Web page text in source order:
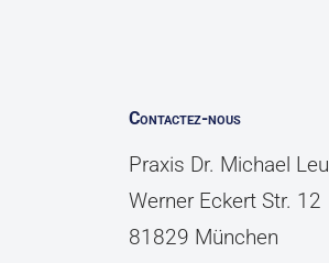
Contactez-nous
Praxis Dr. Michael Leu
Werner Eckert Str. 12
81829 München